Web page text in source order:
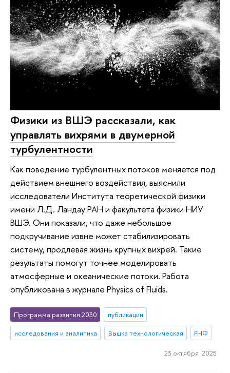
Физики из ВШЭ рассказали, как
управлять вихрями в двумерной
турбулентности
Как поведение турбулентных потоков меняется под
действием внешнего воздействия, выяснили
исследователи Института теоретической физики
имени Л.Д. Ландау РАН и факультета физики НИУ
ВШЭ. Они показали, что даже небольшое
подкручивание извне может стабилизировать
систему, продлевая жизнь крупных вихрей. Такие
результаты помогут точнее моделировать
атмосферные и океанические потоки. Работа
опубликована в журнале Physics of Fluids.
Программа развития 2030
публикации
исследования и аналитика
Вышка технологическая РНФ
23 октября 2025